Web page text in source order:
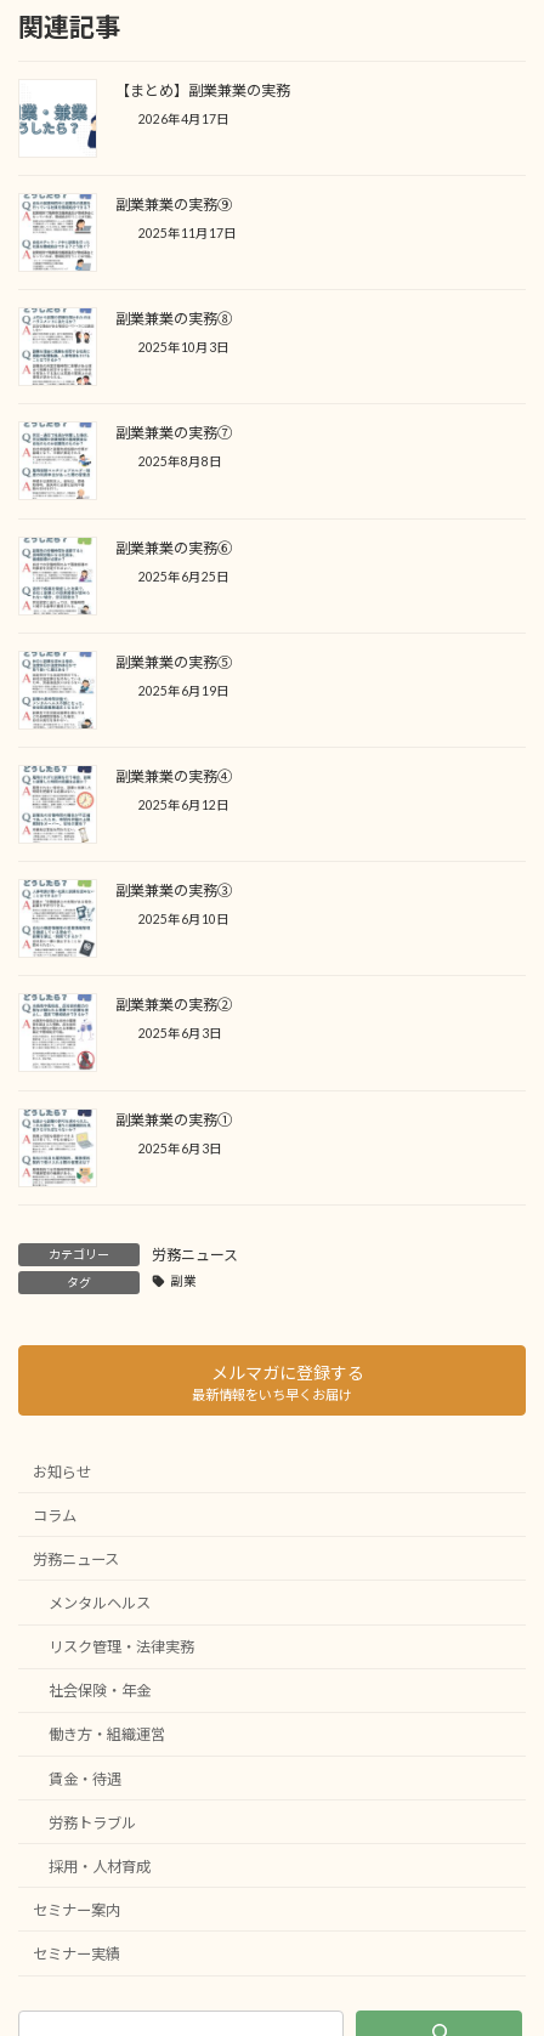
関連記事
【まとめ】副業兼業の実務
2026年4月17日
副業兼業の実務⑨
2025年11月17日
副業兼業の実務⑧
2025年10月3日
副業兼業の実務⑦
2025年8月8日
副業兼業の実務⑥
2025年6月25日
副業兼業の実務⑤
2025年6月19日
副業兼業の実務④
2025年6月12日
副業兼業の実務③
2025年6月10日
副業兼業の実務②
2025年6月3日
副業兼業の実務①
2025年6月3日
カテゴリー 労務ニュース
タグ 副業
メルマガに登録する
最新情報をいち早くお届け
お知らせ
コラム
労務ニュース
メンタルヘルス
リスク管理・法律実務
社会保険・年金
働き方・組織運営
賃金・待遇
労務トラブル
採用・人材育成
セミナー案内
セミナー実績